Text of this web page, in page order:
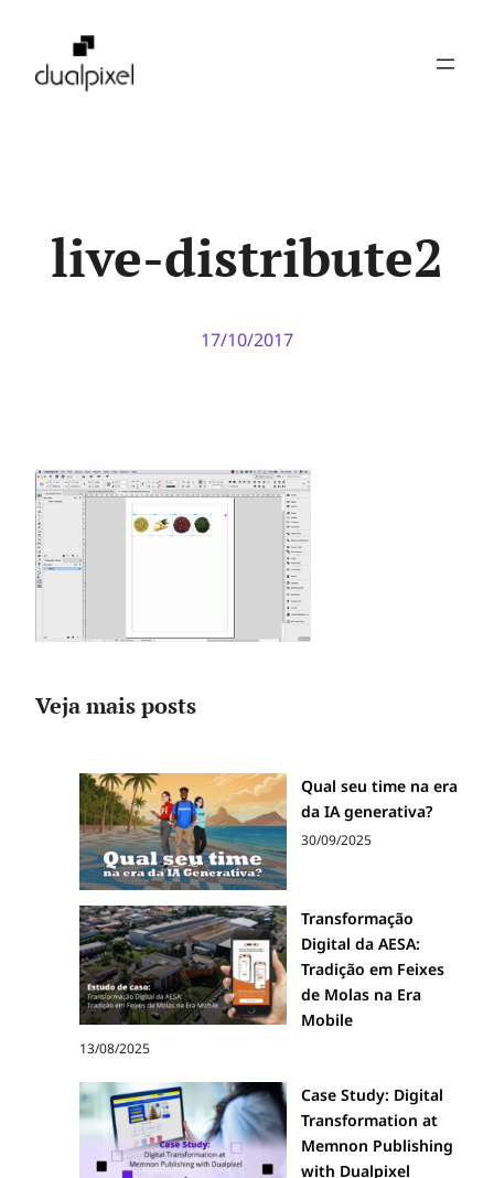
live-distribute2
17/10/2017
Veja mais posts
Qual seu time na era
da IA generativa?
30/09/2025
Transformação
Digital da AESA:
Tradição em Feixes
de Molas na Era
Mobile
13/08/2025
Case Study: Digital
Transformation at
Memnon Publishing
with Dualpixel